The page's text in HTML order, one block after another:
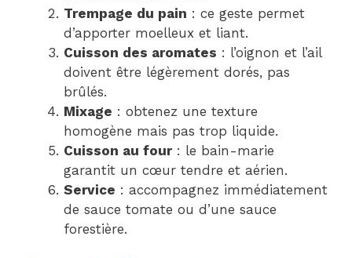
Trempage du pain : ce geste permet
d’apporter moelleux et liant.
Cuisson des aromates : l’oignon et l’ail
doivent être légèrement dorés, pas
brûlés.
Mixage : obtenez une texture
homogène mais pas trop liquide.
Cuisson au four: le bain-marie
garantit un cœur tendre et aérien.
Service : accompagnez immédiatement
de sauce tomate ou d’une sauce
forestière.